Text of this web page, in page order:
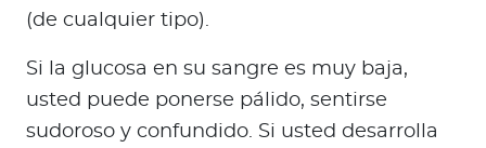
(de cualquier tipo).
Si la glucosa en su sangre es muy baja,
usted puede ponerse pálido, sentirse
sudoroso y confundido. Si usted desarrolla